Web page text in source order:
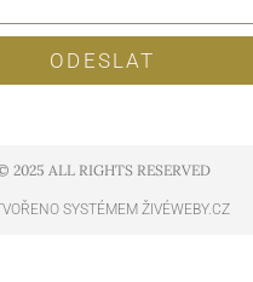
ODESLAT
2025 ALL RIGHTS RESERVED​
SYSTÉMEM ŽIVÉWEBY.CZ